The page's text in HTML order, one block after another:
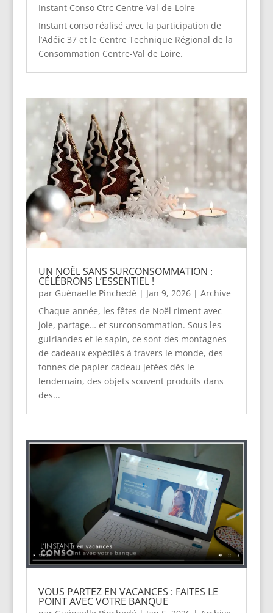
Instant Conso Ctrc Centre-Val-de-Loire
Instant conso réalisé avec la participation de
l’Adéic 37 et le Centre Technique Régional de la
Consommation Centre-Val de Loire.
UN NOËL SANS SURCONSOMMATION :
CÉLÉBRONS L’ESSENTIEL !
par Guénaelle Pinchedé | Jan 9, 2026| Archive
Chaque année, les fêtes de Noël riment avec
joie, partage… et surconsommation. Sous les
guirlandes et le sapin, ce sont des montagnes
de cadeaux expédiés à travers le monde, des
tonnes de papier cadeau jetées dès le
lendemain, des objets souvent produits dans
des...
VOUS PARTEZ EN VACANCES : FAITES LE
POINT AVEC VOTRE BANQUE